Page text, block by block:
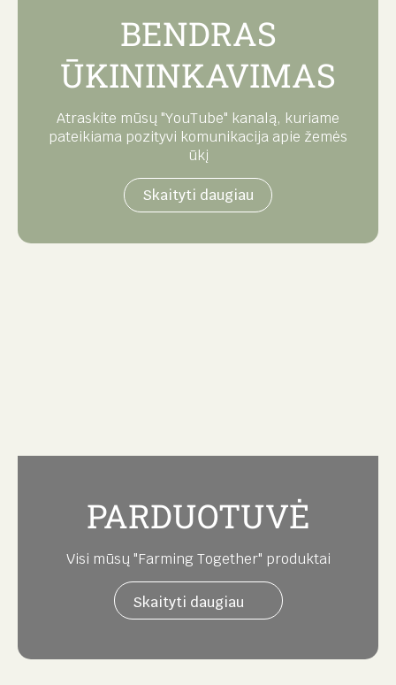
BENDRAS
ŪKININKAVIMAS
Atraskite mūsų "YouTube" kanalą, kuriame
pateikiama pozityvi komunikacija apie žemės
ūkį
Skaityti daugiau
PARDUOTUVĖ
Visi mūsų "Farming Together" produktai
Skaityti daugiau